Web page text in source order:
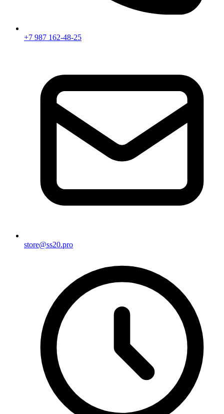
+7 987 162-48-25
store@ss20.pro